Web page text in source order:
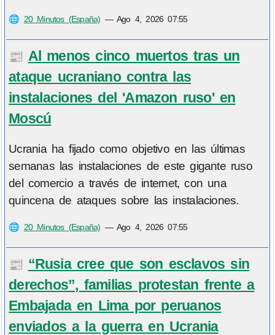
🌐 20 Minutos (España) —Ago 4, 2026 07:55
📰 Al menos cinco muertos tras un
ataque ucraniano contra las
instalaciones del 'Amazon ruso' en
Moscú
Ucrania ha fijado como objetivo en las últimas
semanas las instalaciones de este gigante ruso
del comercio a través de internet, con una
quincena de ataques sobre las instalaciones.
🌐 20 Minutos (España) —Ago 4, 2026 07:55
📰 “Rusia cree que son esclavos sin
derechos”, familias protestan frente a
Embajada en Lima por peruanos
enviados a la guerra en Ucrania